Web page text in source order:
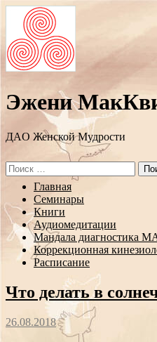
Эжени
ДAO Женской Мудрости
Search
for:
Перейти
содержанию
Главная
Семинары
Книги
Аудиомедитации
Мандала диагностика
Коррекционная
Расписание
Что делать в
26.08.2018